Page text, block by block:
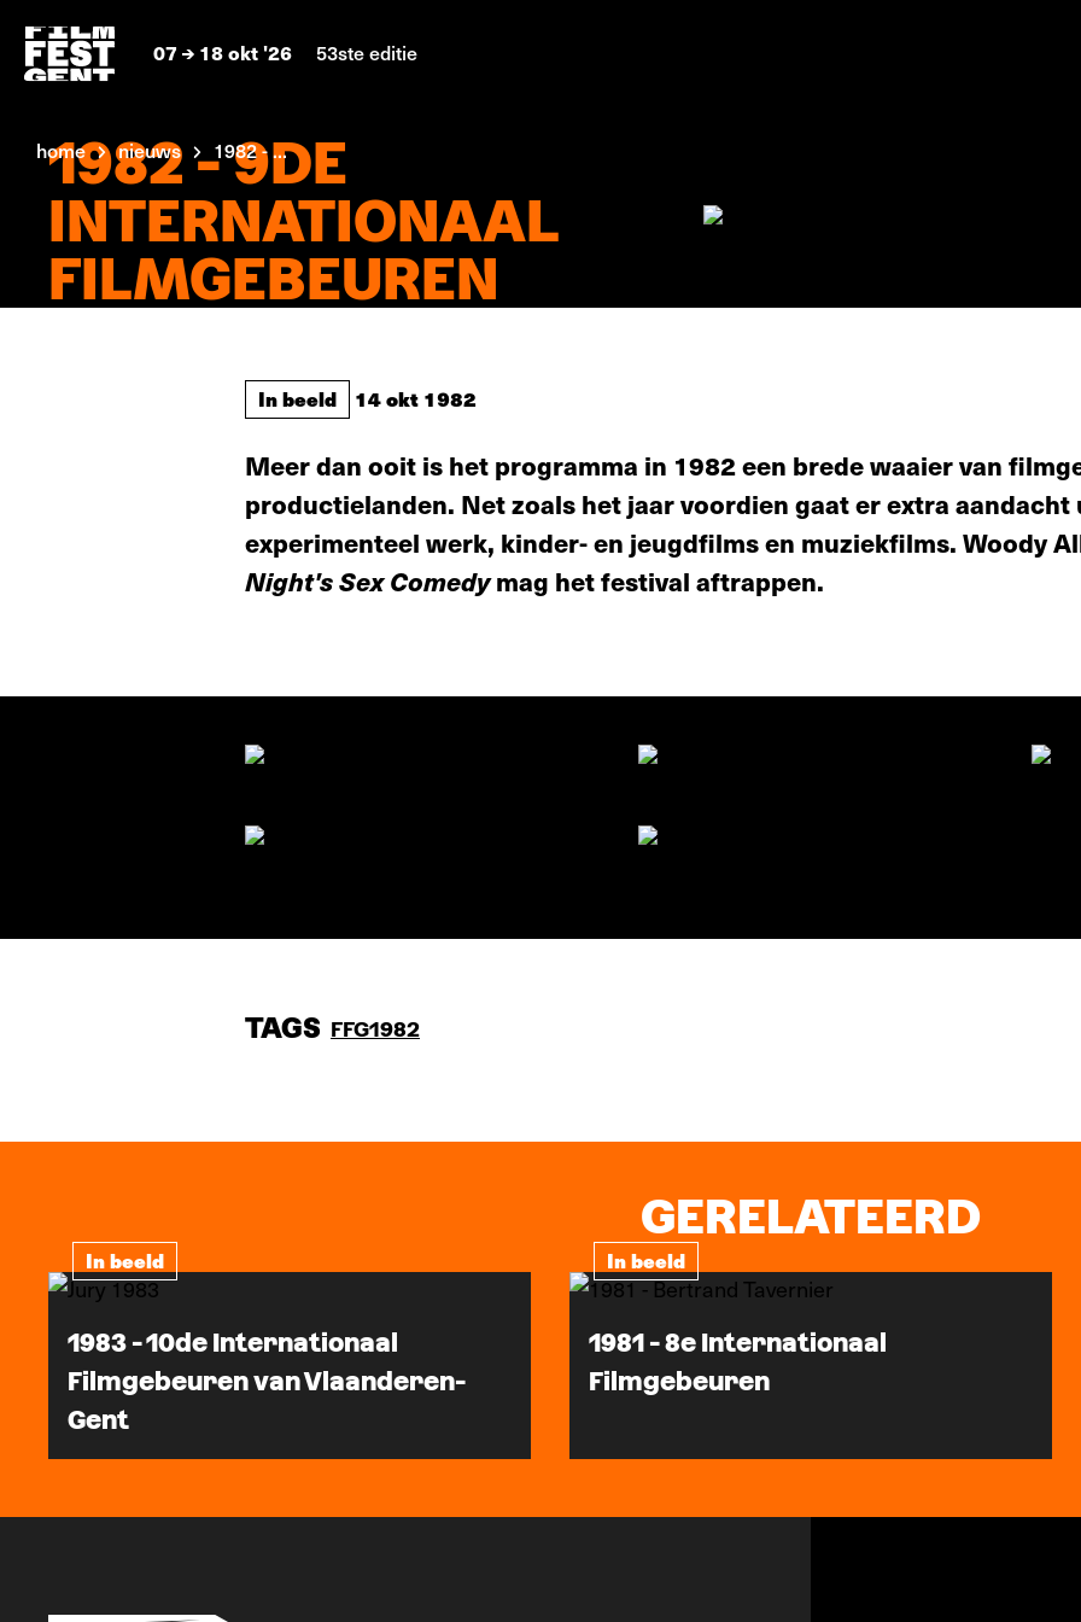
07 18 okt '26 53ste editie
home nieuws 1982 - ...
1982 - 9DE
INTERNATIONAAL
FILMGEBEUREN
In beeld 14 okt 1982
Meer dan ooit is het programma in 1982 een brede waaier van
productielanden. Net zoals het jaar voordien gaat er extra
experimenteel werk, kinder- en jeugdfilms en muziekfilms. Woody
Night's Sex Comedymag het festival aftrappen.
TAGS FFG1982
GERELATEERD
In beeld
1983 - 10de Internationaal
Filmgebeuren van Vlaanderen-
Gent
In beeld
1981 - 8e Internationaal
Filmgebeuren